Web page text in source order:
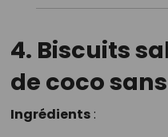
4. Biscuits
de coco
Ingrédients: